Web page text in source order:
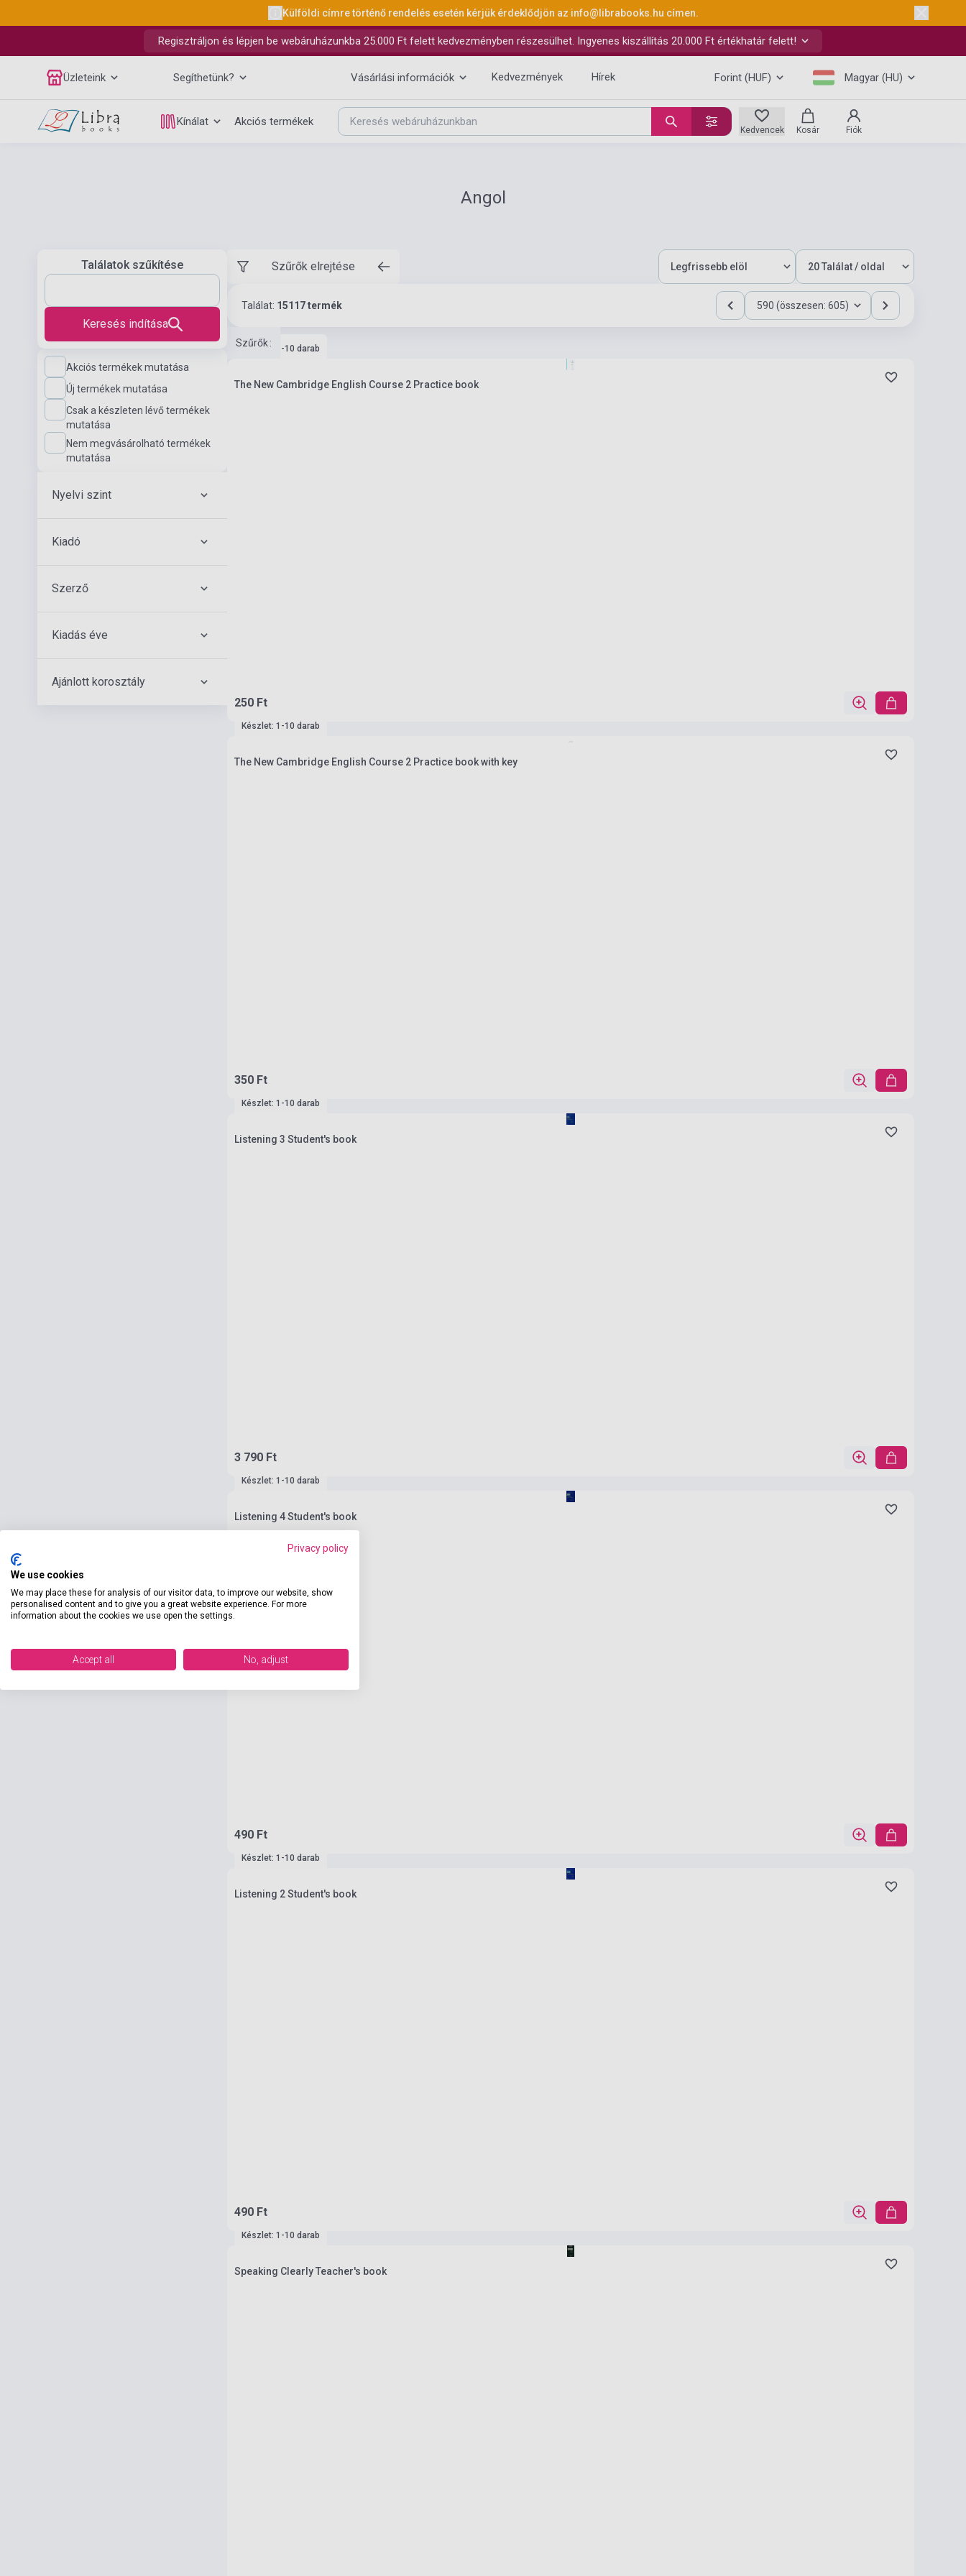
Külföldi címre történő rendelés esetén kérjük érdeklődjön az info@librabooks.hu címen.
Regisztráljon és lépjen be webáruházunkba 25.000 Ft felett kedvezményben részesülhet. Ingyenes kiszállítás 20.000 Ft értékhatár felett!
Üzleteink Segíthetünk? Vásárlási információk Kedvezmények Hírek Forint (HUF) Magyar (HU)
Kínálat Akciós termékek
Kedvencek Kosár Fiók
Angol
Találatok szűkítése
Keresés indítása
Akciós termékek mutatása
Új termékek mutatása
Csak a készleten lévő termékek
mutatása
Nem megvásárolható termékek
mutatása
Nyelvi szint
Kiadó
Szerző
Kiadás éve
Ajánlott korosztály
Szűrők elrejtése
Találat: 15117 termék 590 (összesen: 605)
Szűrők:
Készlet: 1-10 darab
The New Cambridge English Course 2 Practice book
250 Ft
Készlet: 1-10 darab
The New Cambridge English Course 2 Practice book with key
350 Ft
Készlet: 1-10 darab
Listening 3 Student's book
3 790 Ft
Készlet: 1-10 darab
Listening 4 Student's book
490 Ft
Készlet: 1-10 darab
Listening 2 Student's book
490 Ft
Készlet: 1-10 darab
Speaking Clearly Teacher's book
Privacy policy
We use cookies
We may place these for analysis of our visitor data, to improve our website, show
personalised content and to give you a great website experience. For more
information about the cookies we use open the settings.
Accept all No, adjust